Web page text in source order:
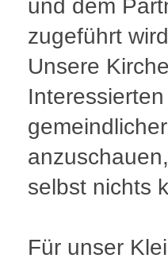
und dem
zugeführt
Unsere
selbst nichts
Für unser